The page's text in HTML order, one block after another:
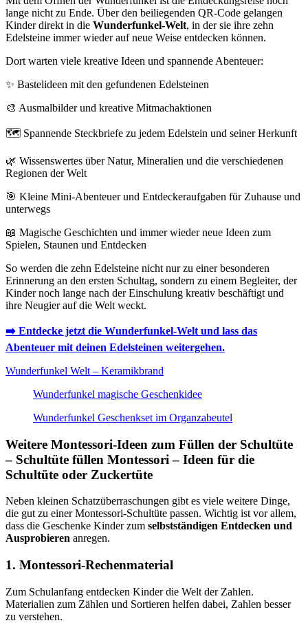
lange nicht zu Ende. Über den beiliegenden QR-Code gelangen
Kinder direkt in die Wunderfunkel-Welt, in der sie ihre zehn
Edelsteine immer wieder auf neue Weise entdecken können.
Dort warten viele kreative Ideen und spannende Abenteuer:
✨ Bastelideen mit den gefundenen Edelsteinen
🎨 Ausmalbilder und kreative Mitmachaktionen
🗺️ Spannende Steckbriefe zu jedem Edelstein und seiner Herkunft
🌿 Wissenswertes über Natur, Mineralien und die verschiedenen
Regionen der Welt
🎯 Kleine Mini-Abenteuer und Entdeckeraufgaben für Zuhause und
unterwegs
📖 Magische Geschichten und immer wieder neue Ideen zum
Spielen, Staunen und Entdecken
So werden die zehn Edelsteine nicht nur zu einer besonderen
Erinnerung an den ersten Schultag, sondern zu einem Begleiter, der
Kinder noch lange nach der Einschulung kreativ beschäftigt und
ihre Neugier auf die Welt weckt.
➡️ Entdecke jetzt die Wunderfunkel-Welt und lass das
Abenteuer mit deinen Edelsteinen weitergehen.
Wunderfunkel Welt – Keramikbrand
Wunderfunkel magische Geschenkidee
Wunderfunkel Geschenkset im Organzabeutel
Weitere Montessori-Ideen zum Füllen der Schultüte
– Schultüte füllen Montessori – Ideen für die
Schultüte oder Zuckertüte
Neben kleinen Schatzüberraschungen gibt es viele weitere Dinge,
die gut zu einer Montessori-Schultüte passen. Wichtig ist vor allem,
dass die Geschenke Kinder zum selbstständigen Entdecken und
Ausprobieren anregen.
1. Montessori-Rechenmaterial
Zum Schulanfang entdecken Kinder die Welt der Zahlen.
Materialien zum Zählen und Sortieren helfen dabei, Zahlen besser
zu verstehen.